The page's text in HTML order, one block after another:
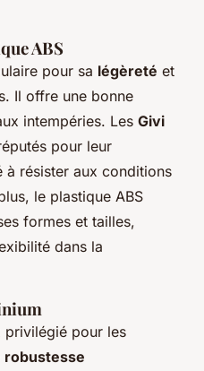
ABS
pour sa légèreté et
Il offre une bonne
intempéries. Les Givi
pour leur
résister aux conditions
le plastique ABS
formes et tailles,
dans la
privilégié pour les
robustesse